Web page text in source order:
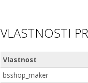
VLASTNOSTI
Vlastnost
bsshop_maker